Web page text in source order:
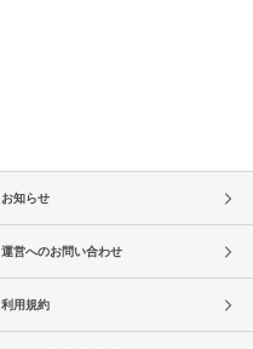
お知らせ
運営へのお問い合わせ
利用規約